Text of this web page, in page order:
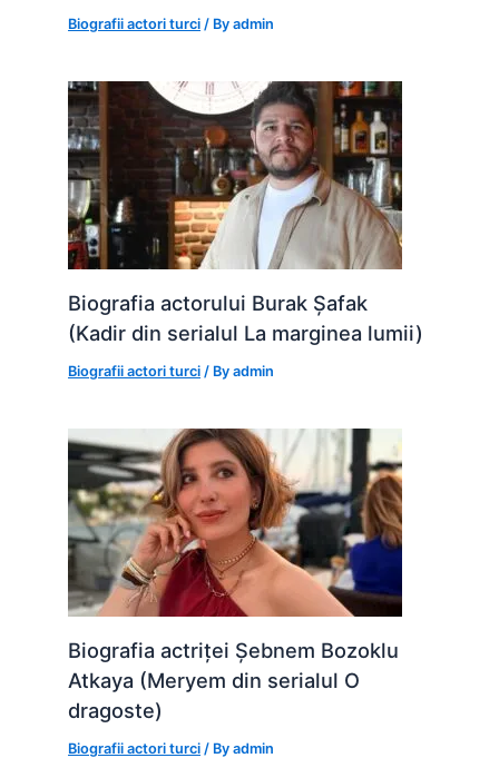
Biografii actori turci / Byadmin
Biografia actorului Burak Șafak
(Kadir din serialul La marginea lumii)
Biografii actori turci / Byadmin
Biografia actriței Șebnem Bozoklu
Atkaya (Meryem din serialul O
dragoste)
Biografii actori turci / Byadmin